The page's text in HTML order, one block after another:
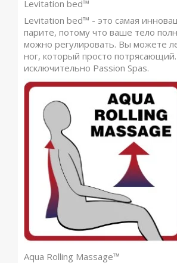
Levitation bed™
Levitation bed™ - это самая
парите, потому что ваше тело
можно регулировать. Вы можете
ног, который просто
исключительно Passion Spas.
Aqua Rolling Massage™